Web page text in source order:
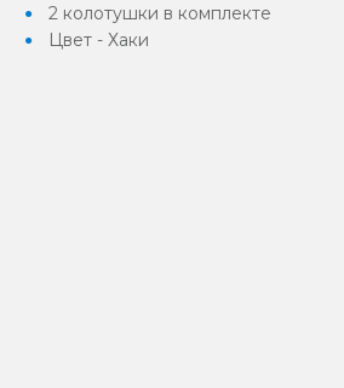
2 колотушки в комплекте
Цвет - Хаки